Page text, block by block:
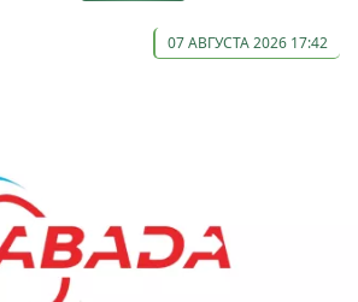
07 АВГУСТА 2026 17:42